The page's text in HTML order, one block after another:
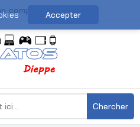
compte
Chercher
Accepter